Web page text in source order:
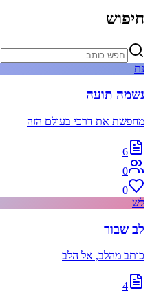
חיפוש
נת
נשמה תועה
מחפשת את דרכי בעולם הזה
6
0
0
לש
לב שבור
כותב מהלב, אל הלב
4